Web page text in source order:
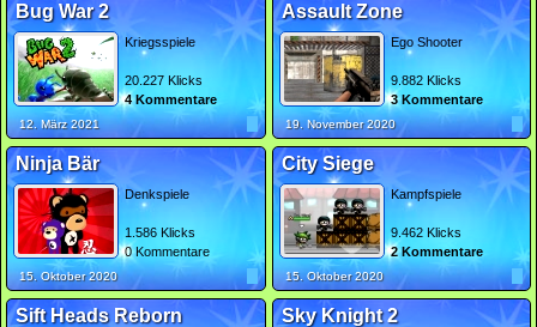
Bug War 2
Kriegsspiele
20.227 Klicks
4 Kommentare
12. März 2021
Assault Zone
Ego Shooter
9.882 Klicks
3 Kommentare
19. November 2020
Ninja Bär
Denkspiele
1.586 Klicks
0 Kommentare
15. Oktober 2020
City Siege
Kampfspiele
9.462 Klicks
2 Kommentare
15. Oktober 2020
Sift Heads Reborn Sky Knight 2